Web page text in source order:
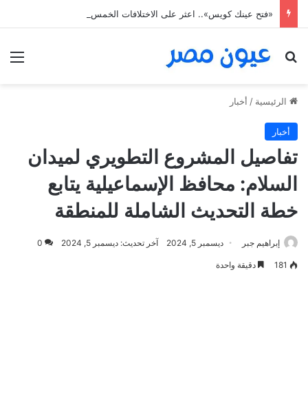
بحث عن
الرئيسية / أخبار
أخبار
تفاصيل المشروع التطويري لميدان
السلام: محافظ الإسماعيلية يتابع
خطة التحديث الشاملة للمنطقة
إبراهيم جبر ديسمبر 5, 2024 آخر تحديث: ديسمبر 5, 2024 0
181 دقيقة واحدة